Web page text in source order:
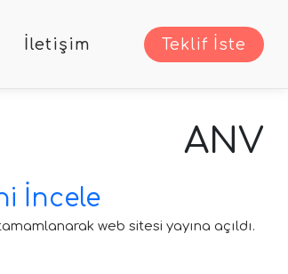
İletişim Teklif İste
ANV
İncele
web sitesi yayına açıldı.